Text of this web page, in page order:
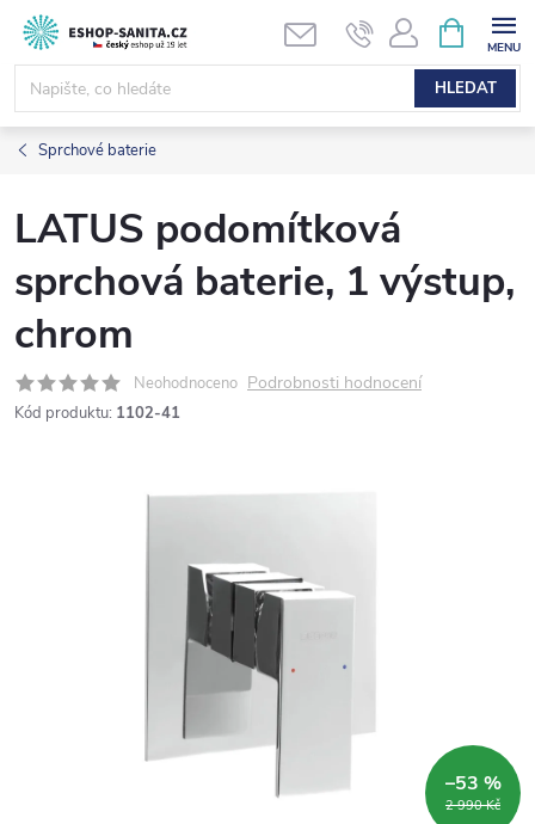
Přejít
obsah
HLEDAT
NÁKUPNÍ
KOŠÍK
Sprchové baterie
LATUS podomítková
sprchová baterie, 1 výstup,
chrom
Neohodnoceno Podrobnosti hodnocení
Kód produktu: 1102-41
2 990 Kč
–53 %